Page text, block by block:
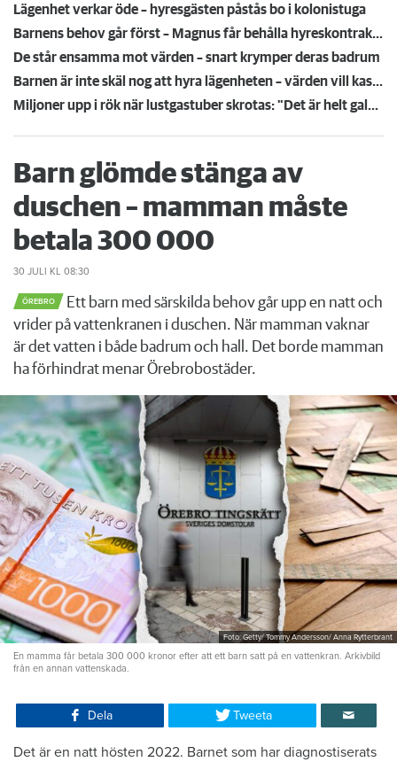
Lägenhet verkar öde – hyresgästen påstås bo i kolonistuga
Barnens behov går först – Magnus får behålla hyreskontraktet
De står ensamma mot värden – snart krymper deras badrum
Barnen är inte skäl nog att hyra lägenheten – värden vill kasta ut Magnus
Miljoner upp i rök när lustgastuber skrotas: "Det är helt galet - de ligger överallt"
Barn glömde stänga av
duschen – mamman måste
betala 300 000
30 JULI KL 08:30
ÖREBRO
Ett barn med särskilda behov går upp en natt och
vrider på vattenkranen i duschen. När mamman vaknar
är det vatten i både badrum och hall. Det borde mamman
ha förhindrat menar Örebrobostäder.
Foto: Getty/ Tommy Andersson/ Anna Rytterbrant
En mamma får betala 300 000 kronor efter att ett barn satt på en vattenkran. Arkivbild
från en annan vattenskada.
Dela Tweeta
Det är en natt hösten 2022. Barnet som har diagnostiserats